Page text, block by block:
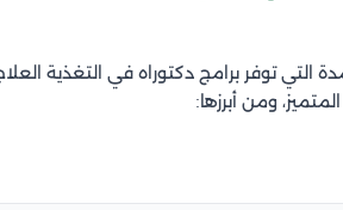
توفر برامج دكتوراه في التغذية
ومن أبرزها: